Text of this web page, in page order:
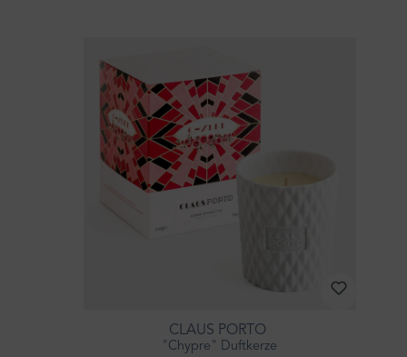
CLAUS PORTO
"Chypre" Duftkerze